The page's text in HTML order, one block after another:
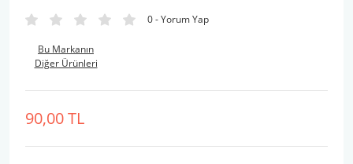
0 - Yorum Yap
Bu Markanın
Diğer Ürünleri
90,00 TL